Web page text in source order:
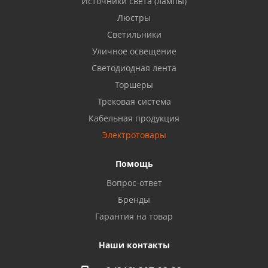
Бузулук, ул. Октябрьская, 24
Балаково, ул. Комарова, 55
Октябрьский, ул. Свердлова, 28
Азнакаево, ул. Булгар, 2. ТЦ "Акчарлак"
Стерлитамак, ул. Вокзальная, 13
Люстры
Светильники
Уличное освещение
Светодиодная лента
Торшеры
Трековая система
Кабельная продукция
Электротовары
Помощь
Вопрос-ответ
Бренды
Гарантия на товар
Наши контакты